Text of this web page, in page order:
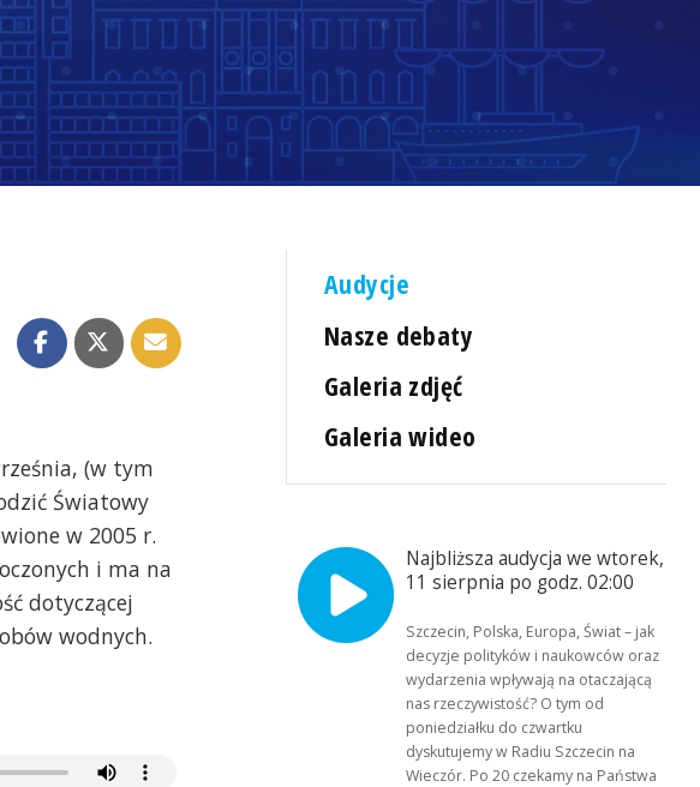
(w tym
Światowy
w 2005 r.
i ma na
dotyczącej
wodnych.
Audycje
Nasze debaty
Galeria zdjęć
Galeria wideo
Najbliższa audycja we wtorek,
11 sierpnia po godz. 02:00
Szczecin, Polska, Europa, Świat – jak
decyzje polityków i naukowców oraz
wydarzenia wpływają na otaczającą
nas rzeczywistość? O tym od
poniedziałku do czwartku
dyskutujemy w Radiu Szczecin na
Wieczór. Po 20 czekamy na Państwa